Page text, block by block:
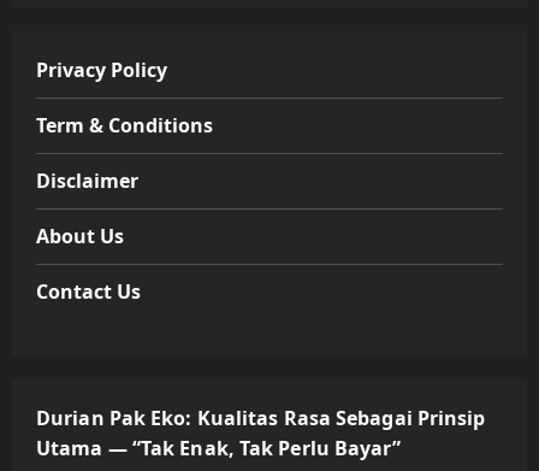
Privacy Policy
Term & Conditions
Disclaimer
About Us
Contact Us
Durian Pak Eko: Kualitas Rasa Sebagai Prinsip
Utama — “Tak Enak, Tak Perlu Bayar”